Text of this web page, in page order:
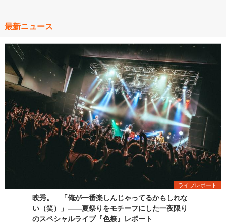
最新ニュース
ライブレポート
映秀。 「俺が一番楽しんじゃってるかもしれな
い（笑）」――夏祭りをモチーフにした一夜限り
のスペシャルライブ『色祭』レポート